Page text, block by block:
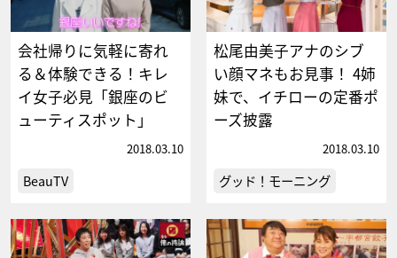
会社帰りに気軽に寄れ
る＆体験できる！キレ
イ女子必見「銀座のビ
ューティスポット」
2018.03.10
BeauTV
松尾由美子アナのシブ
い顔マネもお見事！ 4姉
妹で、イチローの定番ポ
ーズ披露
2018.03.10
グッド！モーニング